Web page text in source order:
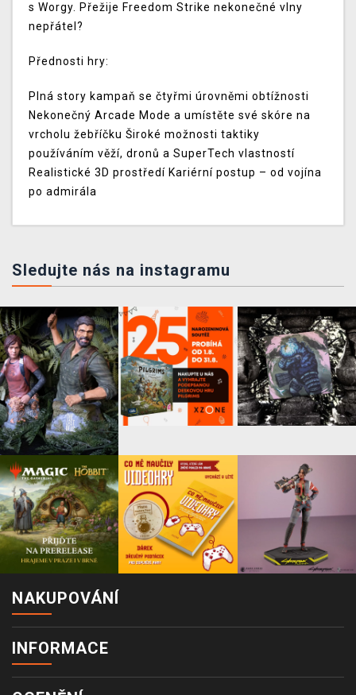
s Worgy. Přežije Freedom Strike nekonečné vlny
nepřátel?
Přednosti hry:
Plná story kampaň se čtyřmi úrovněmi obtížnosti
Nekonečný Arcade Mode a umístěte své skóre na
vrcholu žebříčku Široké možnosti taktiky
používáním věží, dronů a SuperTech vlastností
Realistické 3D prostředí Kariérní postup – od vojína
po admirála
Sledujte nás na instagramu
NAKUPOVÁNÍ
INFORMACE